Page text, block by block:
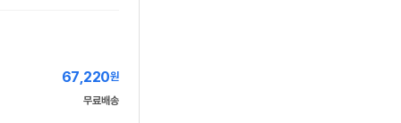
67,220원
무료배송